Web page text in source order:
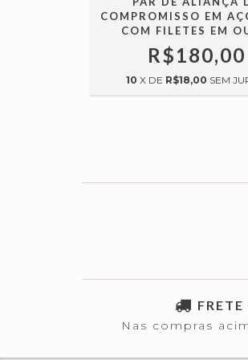
COMPROMISSO EM
COM FILETES EM
R$180,00
10 X DE R$18,00 SEM
FRETE
Nas compras